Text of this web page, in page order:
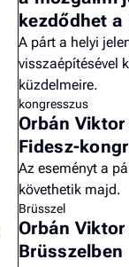
kezdődhet a
A párt a helyi
visszaépítésével
küzdelmeire.
kongresszus
Orbán
Fidesz-
Az eseményt a
követhetik majd.
Brüsszel
Orbán
Brüsszelben